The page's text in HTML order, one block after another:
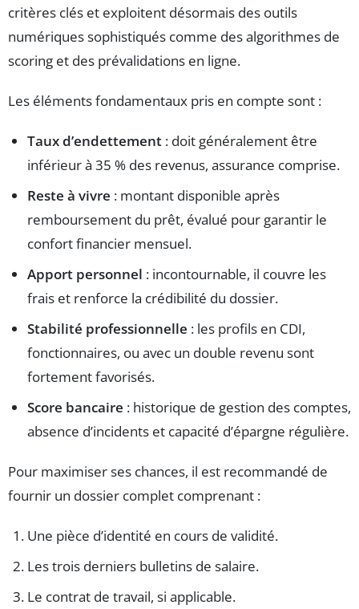
critères clés et exploitent désormais des outils
numériques sophistiqués comme des algorithmes de
scoring et des prévalidations en ligne.
Les éléments fondamentaux pris en compte sont :
Taux d’endettement : doit généralement être
inférieur à 35 % des revenus, assurance comprise.
Reste à vivre : montant disponible après
remboursement du prêt, évalué pour garantir le
confort financier mensuel.
Apport personnel : incontournable, il couvre les
frais et renforce la crédibilité du dossier.
Stabilité professionnelle : les profils en CDI,
fonctionnaires, ou avec un double revenu sont
fortement favorisés.
Score bancaire : historique de gestion des comptes,
absence d’incidents et capacité d’épargne régulière.
Pour maximiser ses chances, il est recommandé de
fournir un dossier complet comprenant :
Une pièce d’identité en cours de validité.
Les trois derniers bulletins de salaire.
Le contrat de travail, si applicable.